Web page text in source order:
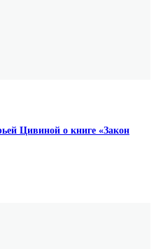
Цивиной о книге «Закон